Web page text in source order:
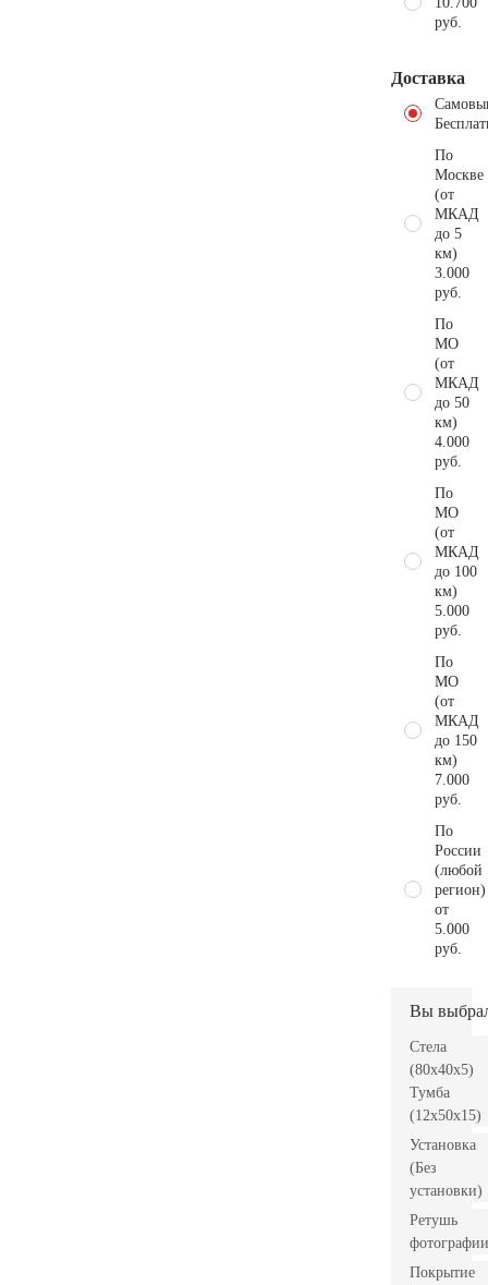
руб.
Доставка
По
Москве
(от
МКАД
до 5
км)
3.000
руб.
По
МО
(от
МКАД
до 50
км)
4.000
руб.
По
МО
(от
МКАД
до 100
км)
5.000
руб.
По
МО
(от
МКАД
до 150
км)
7.000
руб.
По
России
(любой
регион)
от
5.000
руб.
Вы
Стела
(80x40x5)
Тумба
(12x50x15)
Установка
(Без
установки)
Ретушь
фотографии
Покрытие